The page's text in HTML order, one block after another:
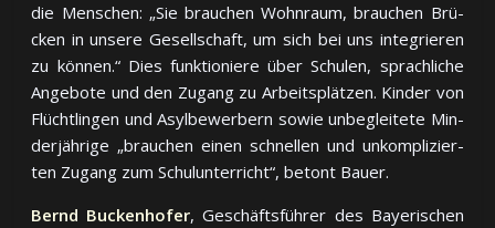
die Men­schen: „Sie brau­chen Wohn­raum, brau­chen Brü­
cken in un­se­re Ge­sell­schaft, um sich bei uns in­te­grie­ren
zu kön­nen.“ Dies funk­tio­nie­re über Schu­len, sprach­li­che
An­ge­bo­te und den Zu­gang zu Ar­beits­plät­zen. Kin­der von
Flücht­lin­gen und Asyl­be­wer­bern so­wie un­be­glei­te­te Min­
der­jäh­ri­ge „brau­chen ei­nen schnel­len und un­kom­pli­zier­
ten Zu­gang zum Schul­un­ter­richt“, be­tont Bauer.
Bernd Buckenhofer, Ge­schäfts­füh­rer des Baye­ri­schen